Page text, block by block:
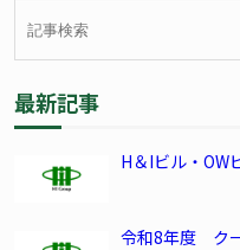
最新記事
H＆Iビル・OW
令和8年度 ク